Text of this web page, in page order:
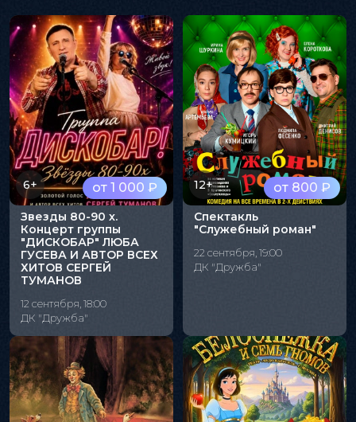
от 1 000 ₽
6+
Звезды 80-90 х.
Концерт группы
"ДИСКОБАР" ЛЮБА
ГУСЕВА И АВТОР ВСЕХ
ХИТОВ СЕРГЕЙ
ТУМАНОВ
12 сентября, 18:00
ДК "Дружба"
от 800 ₽
12+
Спектакль
"Служебный роман"
22 сентября, 19:00
ДК "Дружба"